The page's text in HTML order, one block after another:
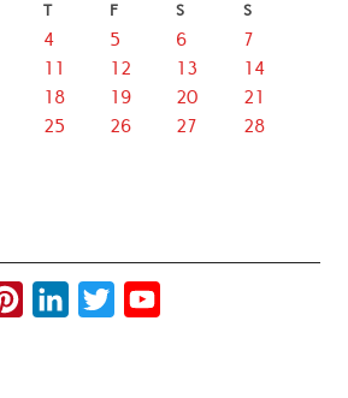
T F S S
4 5 6
7
11 12 13
14
18 19 20
21
25 26 27
28